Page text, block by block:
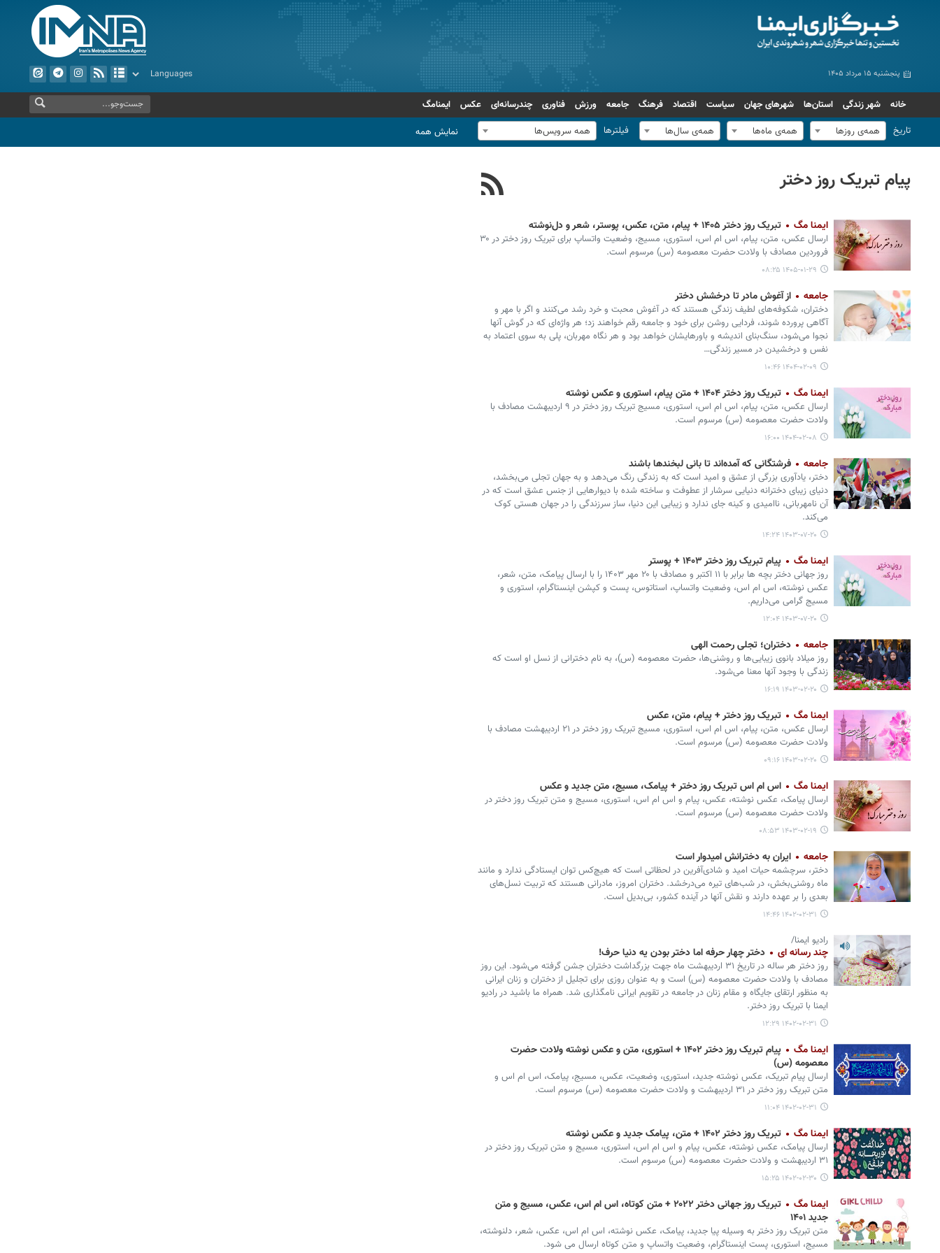
پنجشنبه ۱۵ مرداد ۱۴۰۵
خانه شهر زندگی استان‌ها شهرهای جهان سیاست اقتصاد فرهنگ جامعه ورزش فناوری چندرسانه‌ای عکس
ایمنامگ
تاریخ
همه‌ی روزها همه‌ی ماه‌ها همه‌ی سال‌ها فیلترها همه سرویس‌ها نمایش همه
پیام تبریک روز دختر
ایمنا مگ تبریک روز دختر ۱۴۰۵ + پیام، متن، عکس، پوستر، شعر و دل‌نوشته
ارسال عکس، متن، پیام، اس ام اس، استوری، مسیج، وضعیت واتساپ برای تبریک روز دختر در ۳۰
فروردین مصادف با ولادت حضرت معصومه (س) مرسوم است.
۱۴۰۵-۰۱-۲۹ ۰۸:۲۵
جامعه از آغوش مادر تا درخشش دختر
دختران، شکوفه‌های لطیف زندگی‌ هستند که در آغوش محبت و خرد رشد می‌کنند و اگر با مهر و
آگاهی پرورده شوند، فردایی روشن برای خود و جامعه رقم خواهند زد؛ هر واژه‌ای که در گوش آنها
نجوا می‌شود، سنگ‌بنای اندیشه و باورهایشان خواهد بود و هر نگاه مهربان، پلی به سوی اعتماد به
نفس و درخشیدن در مسیر زندگی…
۱۴۰۴-۰۲-۰۹ ۱۰:۴۶
ایمنا مگ تبریک روز دختر ۱۴۰۴ + متن پیام، استوری و عکس نوشته
ارسال عکس، متن، پیام، اس ام اس، استوری، مسیج تبریک روز دختر در ۹ اردیبهشت مصادف با
ولادت حضرت معصومه (س) مرسوم است.
۱۴۰۴-۰۲-۰۸ ۱۶:۰۰
جامعه فرشتگانی که آمده‌اند تا بانی لبخندها باشند
دختر، یادآوری بزرگی از عشق و امید است که به زندگی رنگ می‌دهد و به جهان تجلی‌ می‌بخشد،
دنیای زیبای دخترانه دنیایی سرشار از عطوفت و ساخته شده با دیوارهایی از جنس عشق است که در
آن نامهربانی، ناامیدی و کینه جای ندارد و زیبایی این دنیا، ساز سرزندگی را در جهان هستی کوک
می‌کند.
۱۴۰۳-۰۷-۲۰ ۱۴:۲۴
ایمنا مگ پیام تبریک روز دختر ۱۴۰۳ + پوستر
روز جهانی دختر بچه ها برابر با ۱۱ اکتبر و مصادف با ۲۰ مهر ۱۴۰۳ را با ارسال پیامک، متن، شعر،
عکس نوشته، اس ام اس، وضعیت واتساپ، استاتوس، پست و کپشن اینستاگرام، استوری و
مسیج گرامی می‌داریم.
۱۴۰۳-۰۷-۲۰ ۱۲:۰۴
جامعه دختران؛ تجلی رحمت الهی
روز میلاد بانوی زیبایی‌ها و روشنی‌ها، حضرت معصومه (س)، به نام دخترانی از نسل او است که
زندگی با وجود آنها معنا می‌شود.
۱۴۰۳-۰۲-۲۰ ۱۶:۱۹
ایمنا مگ تبریک روز دختر + پیام، متن، عکس
ارسال عکس، متن، پیام، اس ام اس، استوری، مسیج تبریک روز دختر در ۲۱ اردیبهشت مصادف با
ولادت حضرت معصومه (س) مرسوم است.
۱۴۰۳-۰۲-۲۰ ۰۹:۱۶
ایمنا مگ اس ام اس تبریک روز دختر + پیامک، مسیج، متن جدید و عکس
ارسال پیامک، عکس نوشته، عکس، پیام و اس ام اس، استوری، مسیج و متن تبریک روز دختر در
ولادت حضرت معصومه (س) مرسوم است.
۱۴۰۳-۰۲-۱۹ ۰۸:۵۳
جامعه ایران به دخترانش امیدوار است
دختر، سرچشمه حیات امید و شادی‌آفرین در لحظاتی است که هیچ‌کس توان ایستادگی ندارد و مانند
ماه روشنی‌بخش، در شب‌های تیره می‌درخشد. دختران امروز، مادرانی هستند که تربیت نسل‌های
بعدی را بر عهده دارند و نقش آنها در آینده کشور، بی‌بدیل است.
۱۴۰۲-۰۲-۳۱ ۱۴:۴۶
رادیو ایمنا/
چند رسانه ای دختر چهار حرفه اما دختر بودن یه دنیا حرف!
روز دختر هر ساله در تاریخ ۳۱ اردیبهشت ماه جهت بزرگداشت دختران جشن گرفته می‌شود. این روز
مصادف با ولادت حضرت معصومه (س) است و به عنوان روزی برای تجلیل از دختران و زنان ایرانی
به منظور ارتقای جایگاه و مقام زنان در جامعه در تقویم ایرانی نامگذاری شد. همراه ما باشید در رادیو
ایمنا با تبریک روز دختر.
۱۴۰۲-۰۲-۳۱ ۱۲:۲۹
ایمنا مگ
پیام تبریک روز دختر ۱۴۰۲ + استوری، متن و عکس نوشته ولادت حضرت
معصومه (س)
ارسال پیام تبریک، عکس نوشته جدید، استوری، وضعیت، عکس، مسیج، پیامک، اس ام اس و
متن تبریک روز دختر در ۳۱ اردیبهشت و ولادت حضرت معصومه (س) مرسوم است.
۱۴۰۲-۰۲-۳۱ ۱۱:۰۴
ایمنا مگ تبریک روز دختر ۱۴۰۲ + متن، پیامک جدید و عکس نوشته
ارسال پیامک، عکس نوشته، عکس، پیام و اس ام اس، استوری، مسیج و متن تبریک روز دختر در
۳۱ اردیبهشت و ولادت حضرت معصومه (س) مرسوم است.
۱۴۰۲-۰۲-۳۰ ۱۵:۲۵
ایمنا مگ
تبریک روز جهانی دختر ۲۰۲۲ + متن کوتاه، اس ام اس، عکس، مسیج و متن
جدید ۱۴۰۱
متن تبریک روز دختر به وسیله پیا جدید، پیامک، عکس نوشته، اس ام اس، عکس، شعر، دلنوشته،
مسیج، استوری، پست اینستاگرام، وضعیت واتساپ و متن کوتاه ارسال می شود.